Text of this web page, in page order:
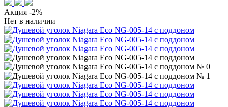
Акция -2%
Нет в наличии